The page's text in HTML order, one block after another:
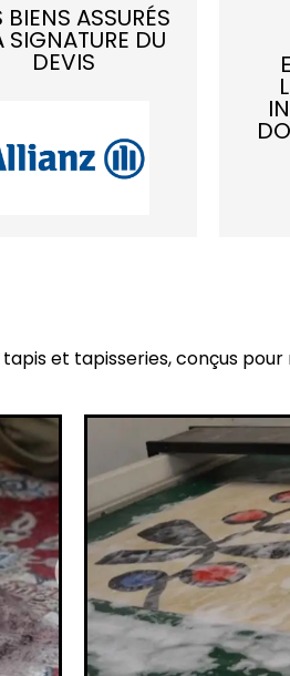
ASSURÉS
SIGNATURE DU
DEVIS
et tapisseries, conçus